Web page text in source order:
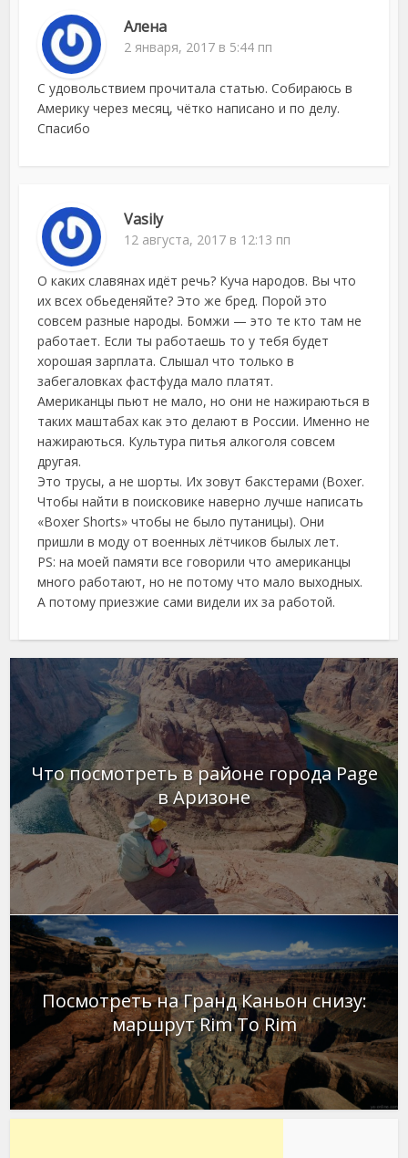
Алена
2 января, 2017 в 5:44 пп
С удовольствием прочитала статью. Собираюсь в
Америку через месяц, чётко написано и по делу.
Спасибо
Vasily
12 августа, 2017 в 12:13 пп
О каких славянах идёт речь? Куча народов. Вы что
их всех обьеденяйте? Это же бред. Порой это
совсем разные народы. Бомжи — это те кто там не
работает. Если ты работаешь то у тебя будет
хорошая зарплата. Слышал что только в
забегаловках фастфуда мало платят.
Американцы пьют не мало, но они не нажираються в
таких маштабах как это делают в России. Именно не
нажираються. Культура питья алкоголя совсем
другая.
Это трусы, а не шорты. Их зовут бакстерами (Boxer.
Чтобы найти в поисковике наверно лучше написать
«Boxer Shorts» чтобы не было путаницы). Они
пришли в моду от военных лётчиков былых лет.
PS: на моей памяти все говорили что американцы
много работают, но не потому что мало выходных.
А потому приезжие сами видели их за работой.
Что посмотреть в районе города Page
в Аризоне
Посмотреть на Гранд Каньон снизу:
маршрут Rim To Rim